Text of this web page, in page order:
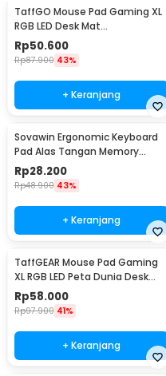
TaffGO Mouse Pad Gaming XL
RGB LED Desk Mat
300x800x4mm
Rp50.600
Rp87.900 43%
+ Keranjang
Sovawin Ergonomic Keyboard
Pad Alas Tangan Memory
Foam - SH-023
Rp28.200
Rp48.900 43%
+ Keranjang
TaffGEAR Mouse Pad Gaming
XL RGB LED Peta Dunia Desk
Mat 300x700x4mm - GMS-
WT-5
Rp58.000
Rp97.900 41%
+ Keranjang